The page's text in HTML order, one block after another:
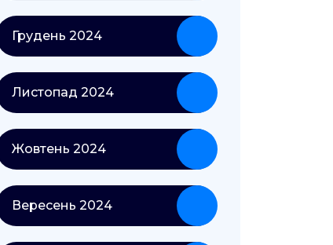
Грудень 2024
Листопад 2024
Жовтень 2024
Вересень 2024